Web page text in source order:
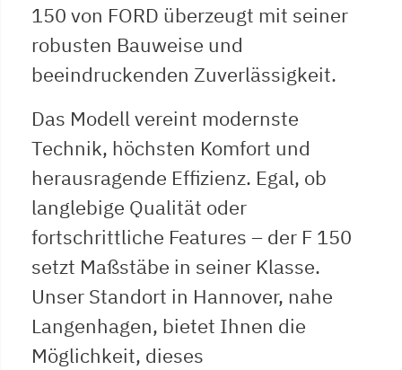
150 von FORD überzeugt mit seiner
robusten Bauweise und
beeindruckenden Zuverlässigkeit.
Das Modell vereint modernste
Technik, höchsten Komfort und
herausragende Effizienz. Egal, ob
langlebige Qualität oder
fortschrittliche Features – der F 150
setzt Maßstäbe in seiner Klasse.
Unser Standort in Hannover, nahe
Langenhagen, bietet Ihnen die
Möglichkeit, dieses